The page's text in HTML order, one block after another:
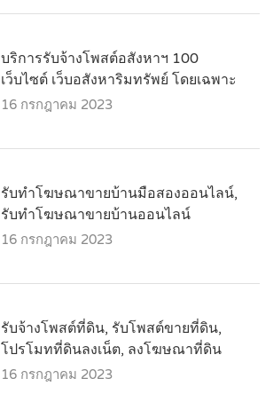
บริการรับจ้างโพสต์อสังหาฯ 100
เว็บไซต์ เว็บอสังหาริมทรัพย์ โดยเฉพาะ
16 กรกฎาคม 2023
รับทำโฆษณาขายบ้านมือสองออนไลน์,
รับทำโฆษณาขายบ้านออนไลน์
16 กรกฎาคม 2023
รับจ้างโพสต์ที่ดิน, รับโพสต์ขายที่ดิน,
โปรโมทที่ดินลงเน็ต, ลงโฆษณาที่ดิน
16 กรกฎาคม 2023